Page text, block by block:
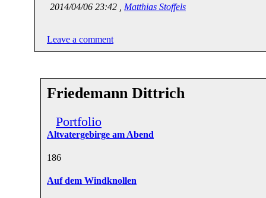
2014/04/06 23:42 , Matthias Stoffels
Leave a comment
Friedemann Dittrich
Portfolio
Altvatergebirge am Abend
186
Auf dem Windknollen